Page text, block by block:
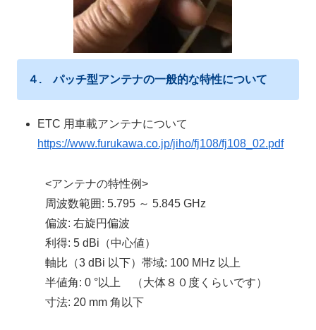
４. パッチ型アンテナの一般的な特性について
ETC 用車載アンテナについて
https://www.furukawa.co.jp/jiho/fj108/fj108_02.pdf
<アンテナの特性例>
周波数範囲 : 5.795 ～ 5.845 GHz
偏波: 右旋円偏波
利得: 5 dBi （中心値）
軸比（3 dBi 以下）帯域: 100 MHz 以上
半値角: 0 °以上 （大体８０度くらいです）
寸法: 20 mm 角以下